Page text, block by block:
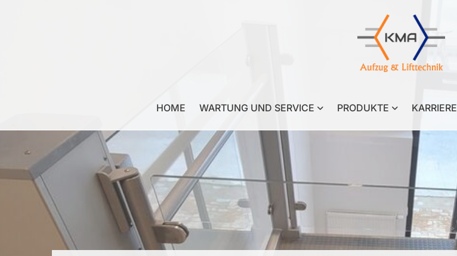
HOME WARTUNG UND SERVICE PRODUKTE KARRIERE